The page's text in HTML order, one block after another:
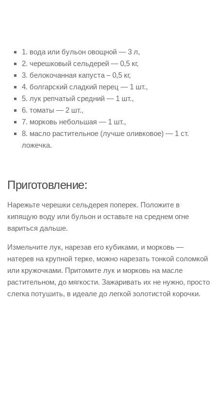
1. вода или бульон овощной — 3 л,
2. черешковый сельдерей — 0,5 кг,
3. белокочанная капуста – 0,5 кг,
4. болгарский сладкий перец — 1 шт.,
5. лук репчатый средний — 1 шт.,
6. томаты — 2 шт.,
7. морковь небольшая — 1 шт.,
8. масло растительное (лучше оливковое) — 1 ст.
ложечка.
Приготовление:
Нарежьте черешки сельдерея поперек. Положите в
кипящую воду или бульон и оставьте на среднем огне
вариться дальше.
Измельчите лук, нарезав его кубиками, и морковь —
натерев на крупной терке, можно нарезать тонкой соломкой
или кружочками. Притомите лук и морковь на масле
растительном, до мягкости. Зажаривать их не нужно, просто
слегка потушить, в идеале до легкой золотистой корочки.